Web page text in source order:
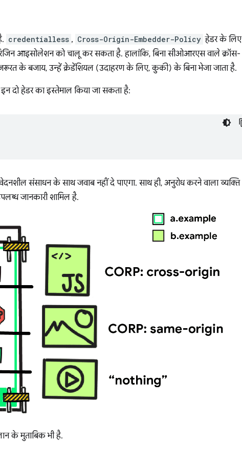
credentialless , Cross-Origin-Embedder-Policy हेडर के लिए
आइसोलेशन को चालू कर सकता है. हालांकि, बिना सीओआरएस वाले क्रॉस-
के बजाय, उन्हें क्रेडेंशियल (उदाहरण के लिए, कुकी) के बिना भेजा जाता है.
दो हेडर का इस्तेमाल किया जा सकता है:
संसाधन के साथ जवाब नहीं दे पाएगा. साथ ही, अनुरोध करने वाला व्यक्ति
जानकारी शामिल है.
के मुताबिक भी है.